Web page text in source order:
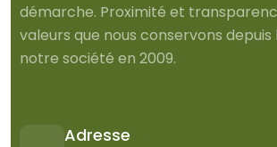
démarche. Proximité et
valeurs que nous conservons
notre société en 2009.
Adresse